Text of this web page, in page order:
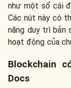
như một sổ cái
Các nút này có
năng duy trì bản
hoạt động của
Blockchain
Docs